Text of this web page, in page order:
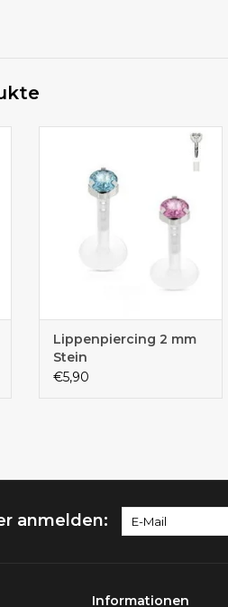
Lippenpiercing 2 mm
Stein
€5,90
anmelden:
Informationen